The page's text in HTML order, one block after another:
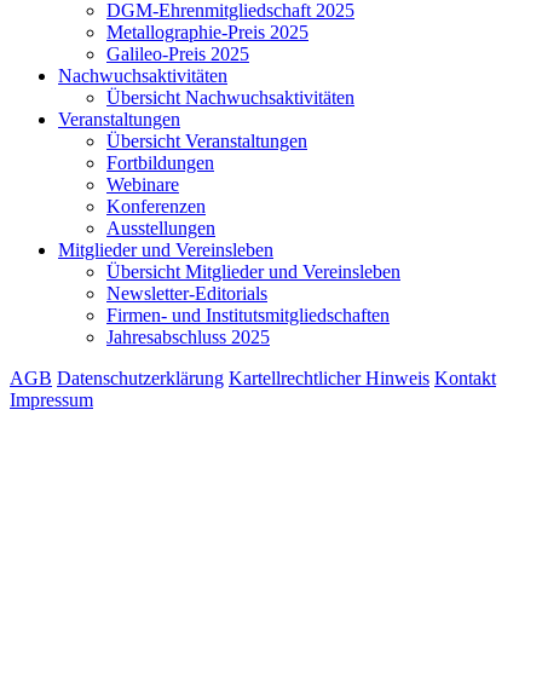
DGM-Ehrenmitgliedschaft 2025
Metallographie-Preis 2025
Galileo-Preis 2025
Nachwuchsaktivitäten
Übersicht Nachwuchsaktivitäten
Veranstaltungen
Übersicht Veranstaltungen
Fortbildungen
Webinare
Konferenzen
Ausstellungen
Mitglieder und Vereinsleben
Übersicht Mitglieder und Vereinsleben
Newsletter-Editorials
Firmen- und Institutsmitgliedschaften
Jahresabschluss 2025
AGB Datenschutzerklärung Kartellrechtlicher Hinweis Kontakt
Impressum